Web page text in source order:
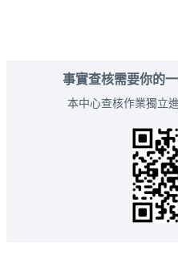
事實查核需要你的
本中心查核作業獨立